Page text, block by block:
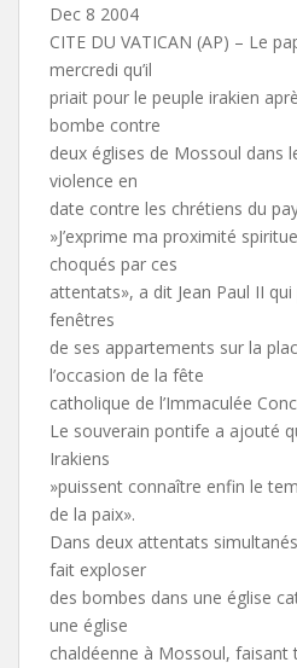
Dec 8 2004
CITE DU VATICAN (AP) – Le
mercredi qu’il
priait pour le peuple irakien
bombe contre
deux églises de Mossoul dans
violence en
date contre les chrétiens du
»J’exprime ma proximité
choqués par ces
attentats», a dit Jean Paul II qui
fenêtres
de ses appartements sur la
l’occasion de la fête
catholique de l’Immaculée
Le souverain pontife a ajouté
Irakiens
»puissent connaître enfin le
de la paix».
Dans deux attentats
fait exploser
des bombes dans une église
une église
chaldéenne à Mossoul, faisant